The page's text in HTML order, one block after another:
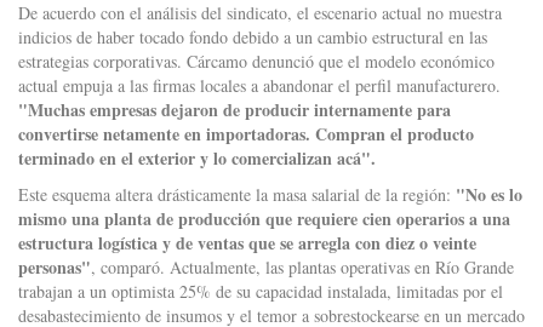
De acuerdo con el análisis del sindicato, el escenario actual no muestra
indicios de haber tocado fondo debido a un cambio estructural en las
estrategias corporativas. Cárcamo denunció que el modelo económico
actual empuja a las firmas locales a abandonar el perfil manufacturero.
"Muchas empresas dejaron de producir internamente para
convertirse netamente en importadoras. Compran el producto
terminado en el exterior y lo comercializan acá".
Este esquema altera drásticamente la masa salarial de la región: "No es lo
mismo una planta de producción que requiere cien operarios a una
estructura logística y de ventas que se arregla con diez o veinte
personas", comparó. Actualmente, las plantas operativas en Río Grande
trabajan a un optimista 25% de su capacidad instalada, limitadas por el
desabastecimiento de insumos y el temor a sobrestockearse en un mercado